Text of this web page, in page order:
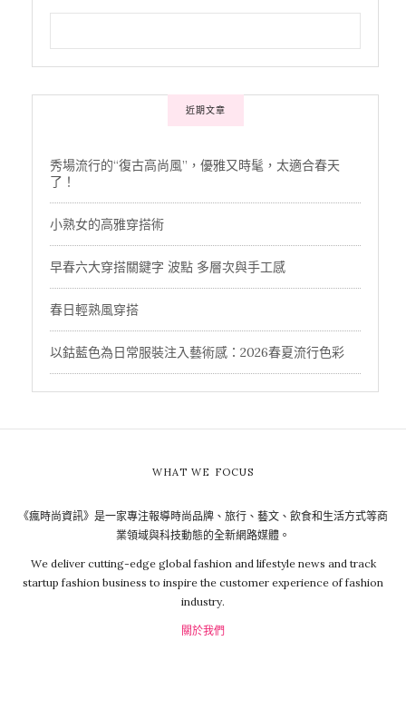
近期文章
秀場流行的“復古高尚風”，優雅又時髦，太適合春天
了！
小熟女的高雅穿搭術
早春六大穿搭關鍵字 波點 多層次與手工感
春日輕熟風穿搭
以鈷藍色為日常服裝注入藝術感：2026春夏流行色彩
WHAT WE FOCUS
《瘋時尚資訊》是一家專注報導時尚品牌、旅行、藝文、飲食和生活方式等商
業領域與科技動態的全新網路媒體。
We deliver cutting-edge global fashion and lifestyle news and track
startup fashion business to inspire the customer experience of fashion
industry.
關於我們